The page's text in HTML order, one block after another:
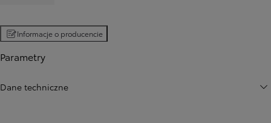
Informacje o producencie
Parametry
Dane techniczne